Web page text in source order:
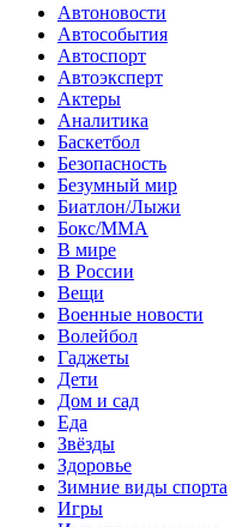
Автоновости
Автособытия
Автоспорт
Автоэксперт
Актеры
Аналитика
Баскетбол
Безопасность
Безумный мир
Биатлон/Лыжи
Бокс/MMA
В мире
В России
Вещи
Военные новости
Волейбол
Гаджеты
Дети
Дом и сад
Еда
Звёзды
Здоровье
Зимние виды спорта
Игры